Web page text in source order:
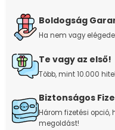
Boldogság
Ha nem vagy
Te vagy az első!
Több, mint 10.000
Biztonságos
Három fizetési
megoldást!